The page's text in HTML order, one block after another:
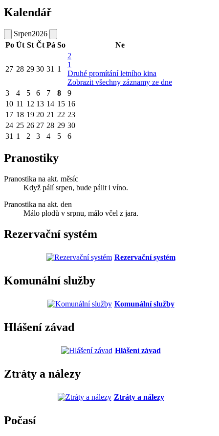
Kalendář
Srpen2026
Po Út St Čt Pá So Ne
27 28 29 30 31 1
2
1
Druhé promítání letního kina
Zobrazit všechny záznamy ze dne
3
4 5 6 7 8
9
10 11 12 13 14 15 16
17 18 19 20 21 22 23
24 25 26 27 28 29 30
31 1 2 3 4 5 6
Pranostiky
Pranostika na akt. měsíc
Když pálí srpen, bude pálit i víno.
Pranostika na akt. den
Málo plodů v srpnu, málo včel z jara.
Rezervační systém
Rezervační systém
Komunální služby
Komunální služby
Hlášení závad
Hlášení závad
Ztráty a nálezy
Ztráty a nálezy
Počasí